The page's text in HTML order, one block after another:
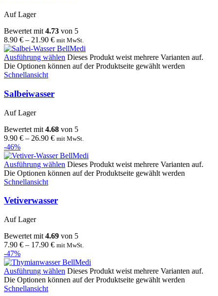
Auf Lager
Bewertet mit 4.73 von 5
8.90 € – 21.90 € mit MwSt.
Ausführung wählen Dieses Produkt weist mehrere Varianten auf.
Die Optionen können auf der Produktseite gewählt werden
Schnellansicht
Salbeiwasser
Auf Lager
Bewertet mit 4.68 von 5
9.90 € – 26.90 € mit MwSt.
-46%
Ausführung wählen Dieses Produkt weist mehrere Varianten auf.
Die Optionen können auf der Produktseite gewählt werden
Schnellansicht
Vetiverwasser
Auf Lager
Bewertet mit 4.69 von 5
7.90 € – 17.90 € mit MwSt.
-47%
Ausführung wählen Dieses Produkt weist mehrere Varianten auf.
Die Optionen können auf der Produktseite gewählt werden
Schnellansicht